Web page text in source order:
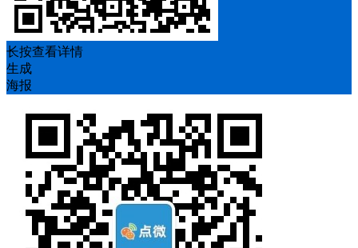
长按查看详情
生成
海报